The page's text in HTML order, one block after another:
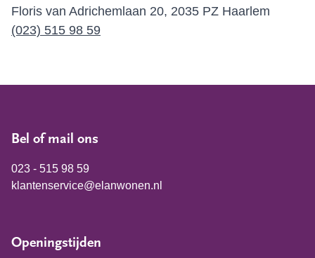
Floris van Adrichemlaan 20, 2035 PZ Haarlem
(023) 515 98 59
Bel of mail ons
023 - 515 98 59
klantenservice@elanwonen.nl
Openingstijden